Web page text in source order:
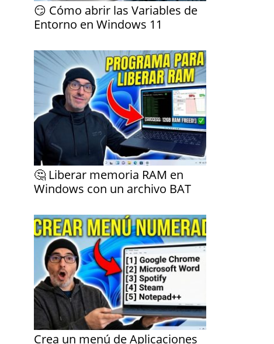
😏 Cómo abrir las Variables de
Entorno en Windows 11
🤔 Liberar memoria RAM en
Windows con un archivo BAT
Crea un menú de Aplicaciones